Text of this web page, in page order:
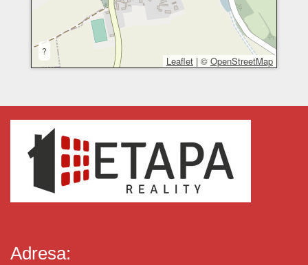
?
Leaflet | © OpenStreetMap
Adresa: